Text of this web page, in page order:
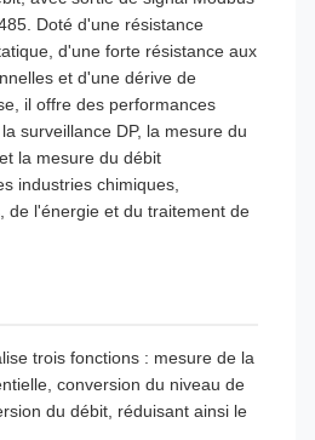
Doté d'une résistance
d'une forte résistance aux
et d'une dérive de
il offre des performances
surveillance DP, la mesure du
la mesure du débit
industries chimiques,
de l'énergie et du traitement de
trois fonctions : mesure de la
conversion du niveau de
du débit, réduisant ainsi le